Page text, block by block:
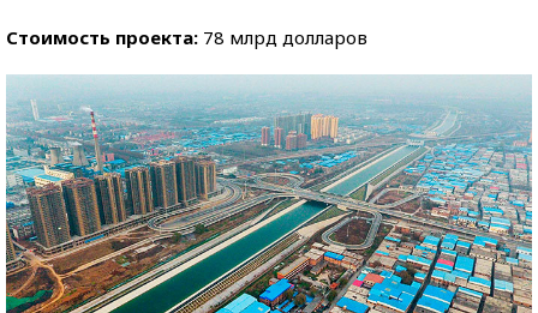
Стоимость проекта: 78 млрд долларов